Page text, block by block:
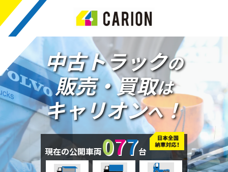
中古トラックの
販売・買取は
キャリオンへ！
現在の公開車両077台